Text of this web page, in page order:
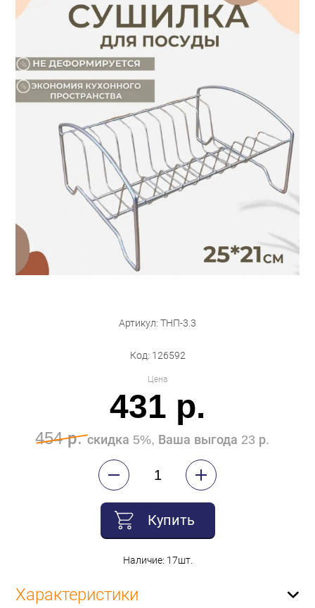
Строительство и ремонт
Бытовая техника
Обувь для дома и дачи
Артикул: ТНП-3.3
Код: 126592
Цена
431 р.
454 р.скидка 5%, Ваша выгода 23 р.
Купить
Наличие: 17шт.
Характеристики